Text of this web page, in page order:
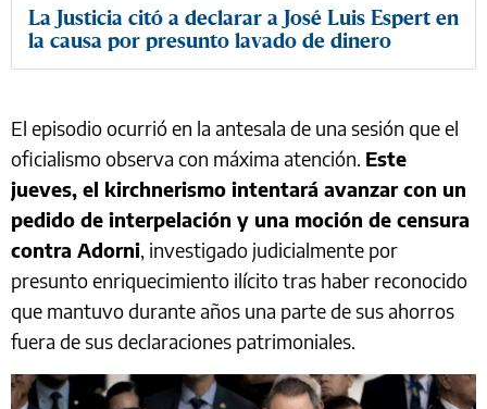
La Justicia citó a declarar a José Luis Espert en
la causa por presunto lavado de dinero
El episodio ocurrió en la antesala de una sesión que el
oficialismo observa con máxima atención. Este
jueves, el kirchnerismo intentará avanzar con un
pedido de interpelación y una moción de censura
contra Adorni, investigado judicialmente por
presunto enriquecimiento ilícito tras haber reconocido
que mantuvo durante años una parte de sus ahorros
fuera de sus declaraciones patrimoniales.